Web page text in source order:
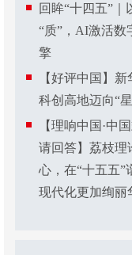
回眸“十四五”｜
“质”，AI激活数
擎
【好评中国】新
科创高地迈向“
【理响中国·中
请回答】荔枝理
心，在“十五五”
现代化更加绚丽